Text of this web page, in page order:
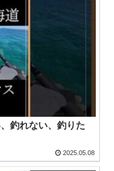
釣れない、釣りた
2025.05.08